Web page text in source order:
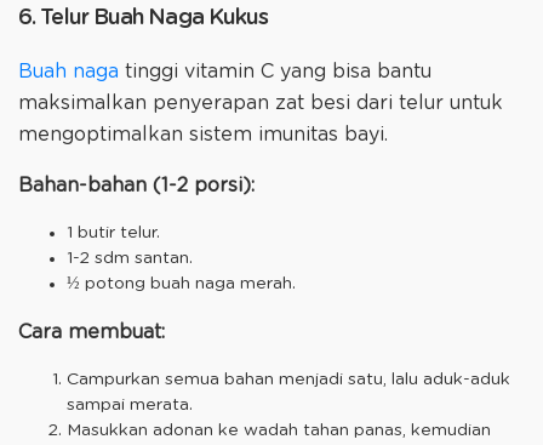
6. Telur Buah Naga Kukus
Buah naga tinggi vitamin C yang bisa bantu
maksimalkan penyerapan zat besi dari telur untuk
mengoptimalkan sistem imunitas bayi.
Bahan-bahan (1-2 porsi):
1 butir telur.
1-2 sdm santan.
½ potong buah naga merah.
Cara membuat:
Campurkan semua bahan menjadi satu, lalu aduk-aduk
sampai merata.
Masukkan adonan ke wadah tahan panas, kemudian